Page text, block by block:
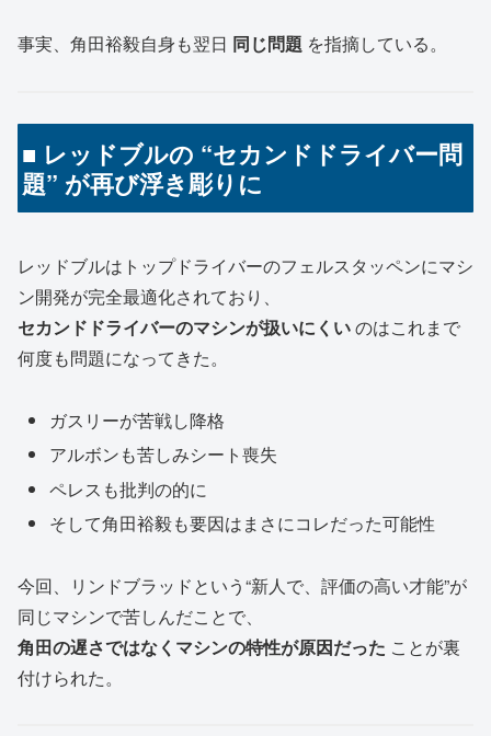
事実、角田裕毅自身も翌日 同じ問題 を指摘している。
■ レッドブルの “セカンドドライバー問
題” が再び浮き彫りに
レッドブルはトップドライバーのフェルスタッペンにマシ
ン開発が完全最適化されており、
セカンドドライバーのマシンが扱いにくいのはこれまで
何度も問題になってきた。
ガスリーが苦戦し降格
アルボンも苦しみシート喪失
ペレスも批判の的に
そして角田裕毅も要因はまさにコレだった可能性
今回、リンドブラッドという“新人で、評価の高い才能”が
同じマシンで苦しんだことで、
角田の遅さではなくマシンの特性が原因だった ことが裏
付けられた。